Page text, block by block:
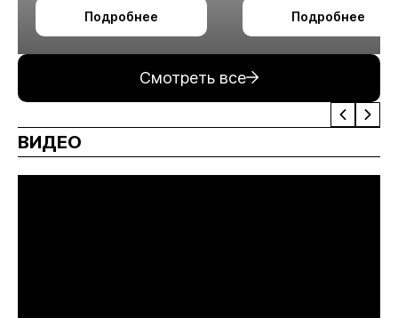
октября в Алматы
Подробнее
технологии
измельчения
Подробнее
Смотреть все
ВИДЕО